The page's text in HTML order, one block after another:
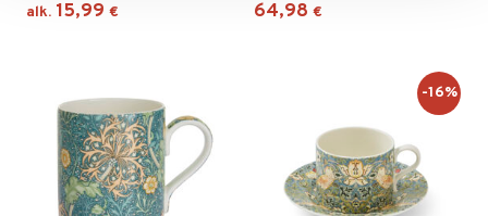
alk. 15,99 € 64,98 €
-16%